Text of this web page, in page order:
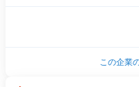
この企業